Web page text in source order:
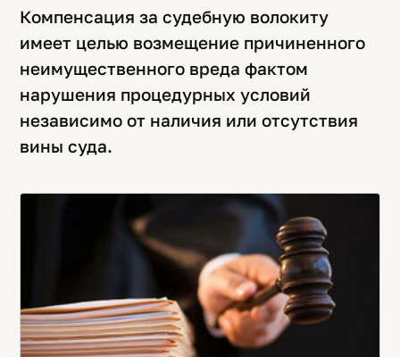
Компенсация за судебную волокиту
имеет целью возмещение причиненного
неимущественного вреда фактом
нарушения процедурных условий
независимо от наличия или отсутствия
вины суда.